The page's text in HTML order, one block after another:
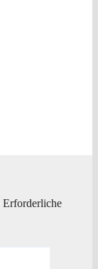
Erforderliche